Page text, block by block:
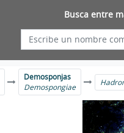
Busca entre
Demosponjas
Demospongiae